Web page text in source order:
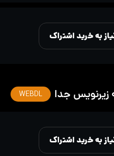
به خرید اشتراک
جدا WEBDL
به خرید اشتراک